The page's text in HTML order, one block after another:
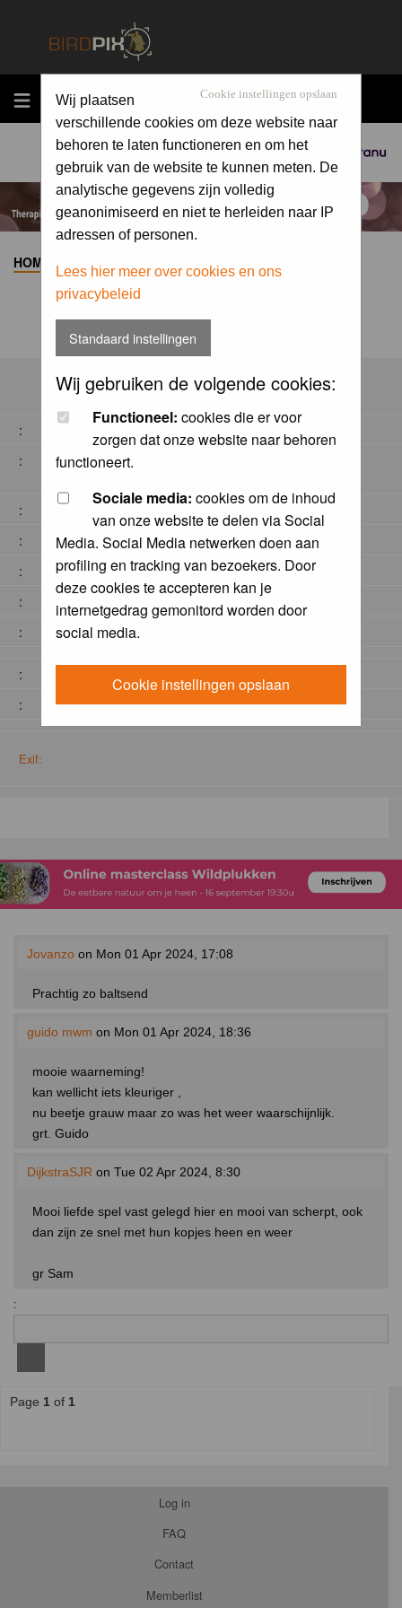
MENU
Sponsored by
Cookie instellingen opslaan
Wij plaatsen
verschillende cookies om deze website naar
behoren te laten functioneren en om het
gebruik van de website te kunnen meten. De
analytische gegevens zijn volledig
geanonimiseerd en niet te herleiden naar IP
adressen of personen.
Lees hier meer over cookies en ons
privacybeleid
Standaard instellingen
Wij gebruiken de volgende cookies:
Functioneel: cookies die er voor
zorgen dat onze website naar behoren
functioneert.
Sociale media: cookies om de inhoud
van onze website te delen via Social
Media. Social Media netwerken doen aan
profiling en tracking van bezoekers. Door
deze cookies te accepteren kan je
internetgedrag gemonitord worden door
social media.
Cookie instellingen opslaan
HOME > ALBUM
:
:
:
:
:
:
:
:
:
Exif:
Jovanzo on Mon 01 Apr 2024, 17:08
Prachtig zo baltsend
guido mwm on Mon 01 Apr 2024, 18:36
mooie waarneming!
kan wellicht iets kleuriger ,
nu beetje grauw maar zo was het weer waarschijnlijk.
grt. Guido
DijkstraSJR on Tue 02 Apr 2024, 8:30
Mooi liefde spel vast gelegd hier en mooi van scherpt, ook
dan zijn ze snel met hun kopjes heen en weer
gr Sam
:
Page 1 of 1
Log in
FAQ
Contact
Memberlist